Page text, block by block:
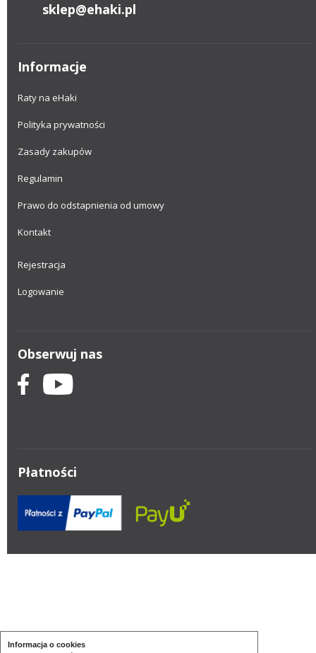
Informacja o cookies
sklep@ehaki.pl
Informacje
Raty na eHaki
Polityka prywatności
Zasady zakupów
Regulamin
Prawo do odstapnienia od umowy
Kontakt
Rejestracja
Logowanie
Obserwuj nas
Płatności